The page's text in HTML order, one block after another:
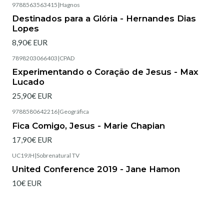
9788563563415 |Hagnos
Destinados para a Glória - Hernandes Dias
Lopes
8,90€ EUR
7898203066403 |CPAD
Experimentando o Coração de Jesus - Max
Lucado
25,90€ EUR
9788580642216|Geográfica
Fica Comigo, Jesus - Marie Chapian
17,90€ EUR
UC19JH |Sobrenatural TV
United Conference 2019 - Jane Hamon
10€ EUR